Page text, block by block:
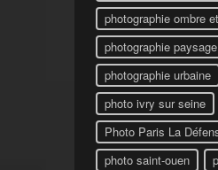
photographie ombre
photographie
photographie urbaine
photo ivry sur seine
Photo Paris La
photo saint-ouen